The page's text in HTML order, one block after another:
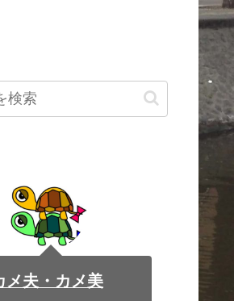
メ夫・カメ美